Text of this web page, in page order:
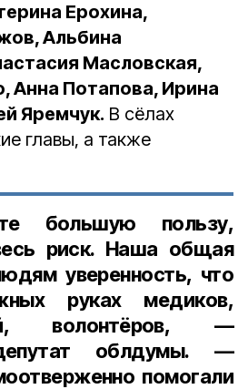
Ерохина,
Альбина
Масловская,
Анна Потапова, Ирина
Яремчук. В сёлах
главы, а также
большую пользу,
риск. Наша общая
уверенность, что
руках медиков,
волонтёров, —
облдумы. —
помогали